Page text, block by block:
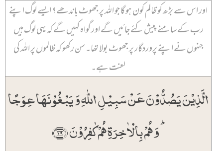
اور اس سے بڑھ کو ظالم کون ہو گا جو اللہ پر جھوٹ باندھے؟ ایسے لوگ اپنے
رب کے سامنے پیش کئے جائیں گے اور گواہ کہیں گے کہ یہی لوگ ہیں
جنہوں نے اپنے پروردگار پر جھوٹ بولا تھا۔ سن رکھو کہ ظالموں پر اللہ کی
لعنت ہے۔
الَّذِیۡنَ یَصُدُّوۡنَ عَنۡ سَبِیۡلِ اللّٰہِ وَ یَبۡغُوۡنَہَا عِوَجًا
ؕ وَ ہُمۡ بِالۡاٰخِرَۃِ ہُمۡ کٰفِرُوۡنَ ﴿۱۹﴾